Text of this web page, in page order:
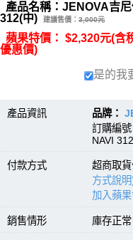
產品名稱：JENOVA吉
312(中)
建議售價： 3,000元
蘋果特價： $2,320元(含
優惠價)
是的我
產品資訊 品牌：
訂購編
NAVI 312
付款方式 超商取
方式說明
加入蘋果
銷售情形 庫存正